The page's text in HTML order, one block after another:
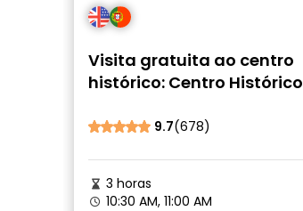
Visita gratuita ao centro
histórico: Centro Histórico
9.7(678)
3 horas
10:30 AM, 11:00 AM